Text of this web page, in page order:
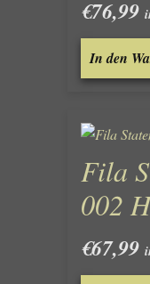
€76,99
In den
Fila
002
€67,99